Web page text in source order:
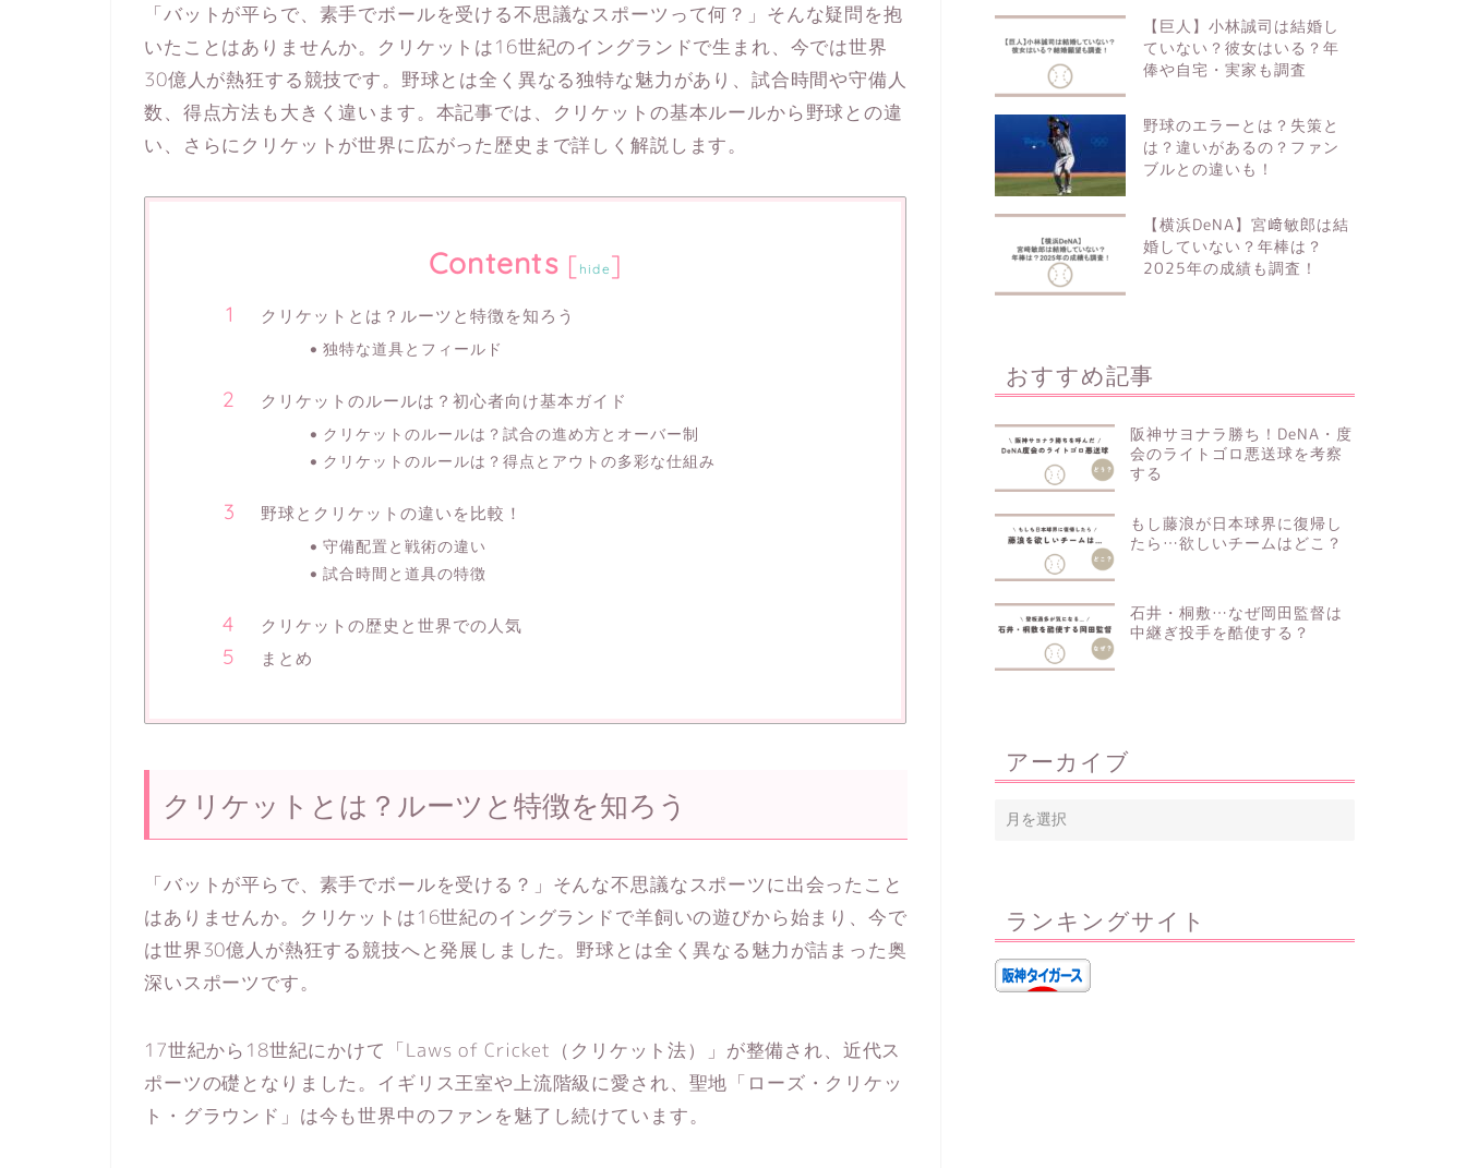
「バットが平らで、素手でボールを受ける不思議なスポーツって何？」そんな疑問を抱
いたことはありませんか。クリケットは16世紀のイングランドで生まれ、今では世界
30億人が熱狂する競技です。野球とは全く異なる独特な魅力があり、試合時間や守備人
数、得点方法も大きく違います。本記事では、クリケットの基本ルールから野球との違
い、さらにクリケットが世界に広がった歴史まで詳しく解説します。
Contents [ hide ]
クリケットとは？ルーツと特徴を知ろう
独特な道具とフィールド
クリケットのルールは？初心者向け基本ガイド
クリケットのルールは？試合の進め方とオーバー制
クリケットのルールは？得点とアウトの多彩な仕組み
野球とクリケットの違いを比較！
守備配置と戦術の違い
試合時間と道具の特徴
クリケットの歴史と世界での人気
まとめ
クリケットとは？ルーツと特徴を知ろう
「バットが平らで、素手でボールを受ける？」そんな不思議なスポーツに出会ったこと
はありませんか。クリケットは16世紀のイングランドで羊飼いの遊びから始まり、今で
は世界30億人が熱狂する競技へと発展しました。野球とは全く異なる魅力が詰まった奥
深いスポーツです。
17世紀から18世紀にかけて「Laws of Cricket（クリケット法）」が整備され、近代ス
ポーツの礎となりました。イギリス王室や上流階級に愛され、聖地「ローズ・クリケッ
ト・グラウンド」は今も世界中のファンを魅了し続けています。
【巨人】小林誠司は結婚し
ていない？彼女はいる？年
俸や自宅・実家も調査
野球のエラーとは？失策と
は？違いがあるの？ファン
ブルとの違いも！
【横浜DeNA】宮﨑敏郎は結
婚していない？年棒は？
2025年の成績も調査！
おすすめ記事
阪神サヨナラ勝ち！DeNA・度
会のライトゴロ悪送球を考察
する
もし藤浪が日本球界に復帰し
たら…欲しいチームはどこ？
石井・桐敷…なぜ岡田監督は
中継ぎ投手を酷使する？
アーカイブ
ランキングサイト